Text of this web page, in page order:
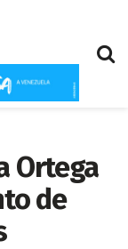
Ortega
de